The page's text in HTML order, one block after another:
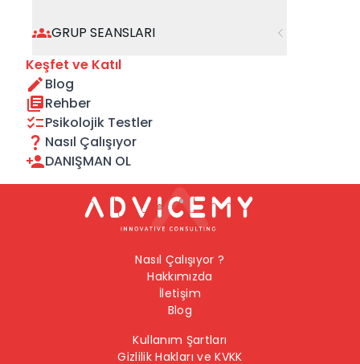
GRUP SEANSLARI
Keşfet ve Katıl
Blog
Rehber
Psikolojik Testler
Nasıl Çalışıyor
DANIŞMAN OL
Nasıl Çalışıyor ?
Hakkımızda
İletişim
Blog
Kullanım Şartları
Gizlilik Hakları ve KVKK